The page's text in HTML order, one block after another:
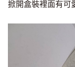
掀開盒裝裡面有可